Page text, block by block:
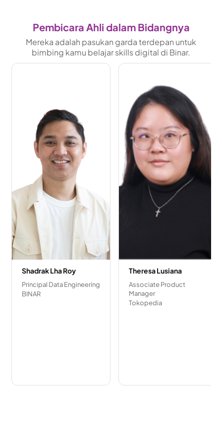
Pembicara Ahli dalam Bidangnya
Mereka adalah pasukan garda terdepan untuk
bimbing kamu belajar skills digital di Binar.
Shadrak Lha Roy
Principal Data Engineering
BINAR
Theresa Lusiana
Associate Product
Manager
Tokopedia